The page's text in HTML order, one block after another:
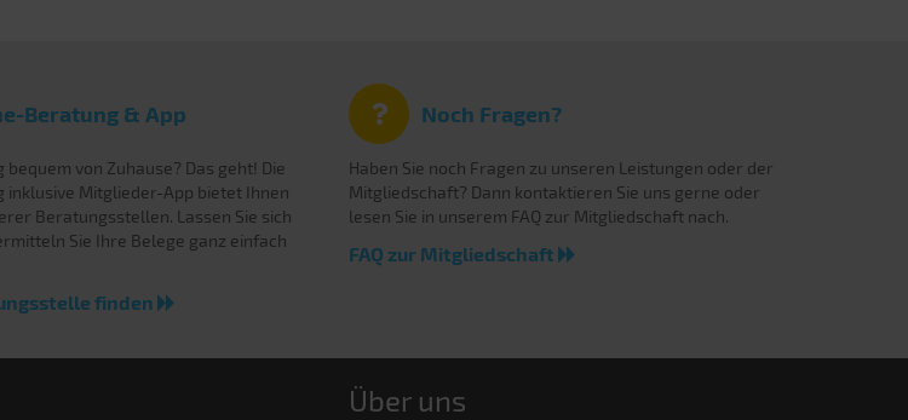
Beratung & App
von Zuhause? Das geht! Die
inklusive Mitglieder-App bietet Ihnen
Beratungsstellen. Lassen Sie sich
Sie Ihre Belege ganz einfach
finden
Noch Fragen?
Haben Sie noch Fragen zu unseren Leistungen oder der
Mitgliedschaft? Dann kontaktieren Sie uns gerne oder
lesen Sie in unserem FAQ zur Mitgliedschaft nach.
FAQ zur Mitgliedschaft
Über uns